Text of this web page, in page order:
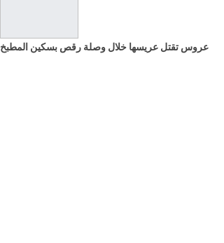
عروس تقتل عريسها خلال وصلة رقص بسكين المطبخ